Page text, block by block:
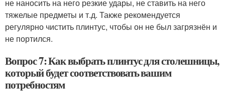
не наносить на него резкие удары, не ставить на него
тяжелые предметы и т.д. Также рекомендуется
регулярно чистить плинтус, чтобы он не был загрязнён и
не портился.
Вопрос 7: Как выбрать плинтус для столешницы,
который будет соответствовать вашим
потребностям